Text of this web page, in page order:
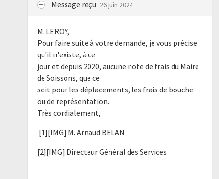
Message reçu 26 juin 2024
M. LEROY,
Pour faire suite à votre demande, je vous précise
qu'il n'existe, à ce
jour et depuis 2020, aucune note de frais du Maire
de Soissons, que ce
soit pour les déplacements, les frais de bouche
ou de représentation.
Très cordialement,
[1][IMG] M. Arnaud BELAN
[2][IMG] Directeur Général des Services